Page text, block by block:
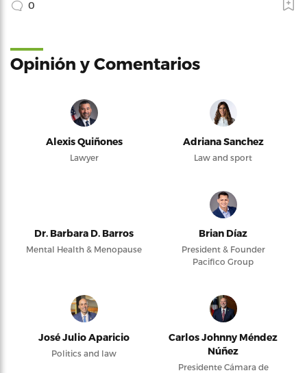
0
Opinión y Comentarios
Alexis Quiñones
Lawyer
Adriana Sanchez
Law and sport
Dr. Barbara D. Barros
Mental Health & Menopause
Brian Díaz
President & Founder
Pacifico Group
José Julio Aparicio
Politics and law
Carlos Johnny Méndez
Núñez
Presidente Cámara de